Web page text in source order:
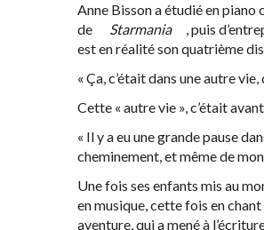
Anne Bisson a étudié en
de
Starmania
, puis
est en réalité son quatrième
« Ça, c’était dans une autre
Cette « autre vie », c’était
« Il y a eu une grande pause
cheminement, et même de
Une fois ses enfants mis au
en musique, cette fois en
aventure, qui a mené à